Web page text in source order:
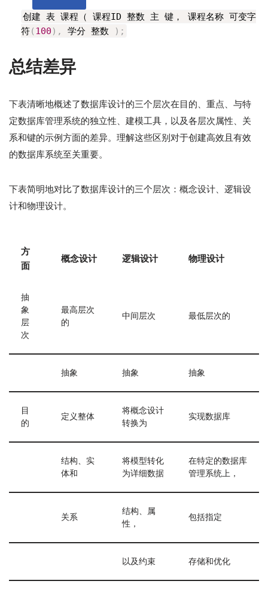
创建 表 课程（ 课程ID 整数 主 键， 课程名称 可变字
符( 100 ) , 学分 整数 ) ;
总结差异
下表清晰地概述了数据库设计的三个层次在目的、重点、与特
定数据库管理系统的独立性、建模工具，以及各层次属性、关
系和键的示例方面的差异。理解这些区别对于创建高效且有效
的数据库系统至关重要。
下表简明地对比了数据库设计的三个层次：概念设计、逻辑设
计和物理设计。
方
面
概念设计 逻辑设计 物理设计
抽
象
层
次
最高层次
的
中间层次 最低层次的
抽象 抽象 抽象
目
的
定义整体
将概念设计
转换为
实现数据库
结构、实
体和
将模型转化
为详细数据
在特定的数据库
管理系统上，
关系
结构、属
性，
包括指定
以及约束 存储和优化